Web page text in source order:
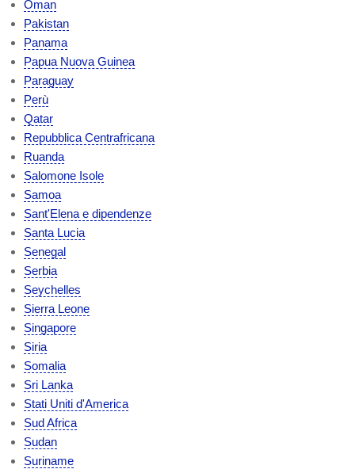
Oman
Pakistan
Panama
Papua Nuova Guinea
Paraguay
Perù
Qatar
Repubblica Centrafricana
Ruanda
Salomone Isole
Samoa
Sant'Elena e dipendenze
Santa Lucia
Senegal
Serbia
Seychelles
Sierra Leone
Singapore
Siria
Somalia
Sri Lanka
Stati Uniti d'America
Sud Africa
Sudan
Suriname